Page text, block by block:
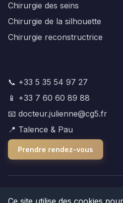
Chirurgie des seins
Chirurgie de la silhouette
Chirurgie reconstructrice
📞 +33 5 35 54 97 27
📱 +33 7 60 60 89 88
📧 docteur.julienne@cg5.fr
📍 Talence & Pau
Prendre rendez-vous
© 2025 Dr Antoine
Ce site utilise des cookies